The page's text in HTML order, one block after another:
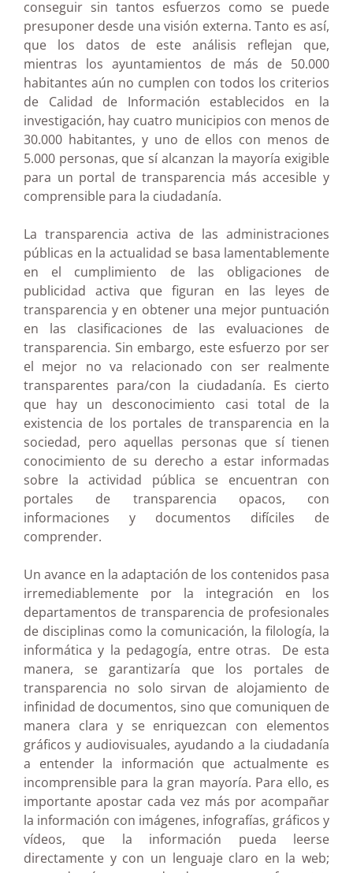
conseguir sin tantos esfuerzos como se puede
presuponer desde una visión externa. Tanto es así,
que los datos de este análisis reflejan que,
mientras los ayuntamientos de más de 50.000
habitantes aún no cumplen con todos los criterios
de Calidad de Información establecidos en la
investigación, hay cuatro municipios con menos de
30.000 habitantes, y uno de ellos con menos de
5.000 personas, que sí alcanzan la mayoría exigible
para un portal de transparencia más accesible y
comprensible para la ciudadanía.
La transparencia activa de las administraciones
públicas en la actualidad se basa lamentablemente
en el cumplimiento de las obligaciones de
publicidad activa que figuran en las leyes de
transparencia y en obtener una mejor puntuación
en las clasificaciones de las evaluaciones de
transparencia. Sin embargo, este esfuerzo por ser
el mejor no va relacionado con ser realmente
transparentes para/con la ciudadanía. Es cierto
que hay un desconocimiento casi total de la
existencia de los portales de transparencia en la
sociedad, pero aquellas personas que sí tienen
conocimiento de su derecho a estar informadas
sobre la actividad pública se encuentran con
portales de transparencia opacos, con
informaciones y documentos difíciles de
comprender.
Un avance en la adaptación de los contenidos pasa
irremediablemente por la integración en los
departamentos de transparencia de profesionales
de disciplinas como la comunicación, la filología, la
informática y la pedagogía, entre otras. De esta
manera, se garantizaría que los portales de
transparencia no solo sirvan de alojamiento de
infinidad de documentos, sino que comuniquen de
manera clara y se enriquezcan con elementos
gráficos y audiovisuales, ayudando a la ciudadanía
a entender la información que actualmente es
incomprensible para la gran mayoría. Para ello, es
importante apostar cada vez más por acompañar
la información con imágenes, infografías, gráficos y
vídeos, que la información pueda leerse
directamente y con un lenguaje claro en la web;